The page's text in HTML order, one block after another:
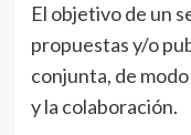
El objetivo de un
propuestas y/o
conjunta, de
y la colaboración.